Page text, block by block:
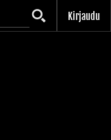
Kirjaudu